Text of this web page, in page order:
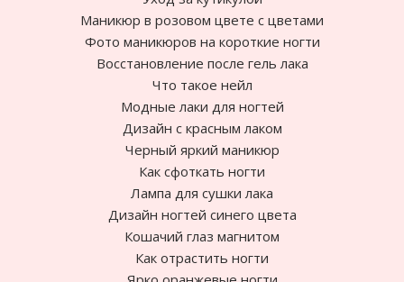
Маникюр в розовом цвете с цветами
Фото маникюров на короткие ногти
Восстановление после гель лака
Что такое нейл
Модные лаки для ногтей
Дизайн с красным лаком
Черный яркий маникюр
Как сфоткать ногти
Лампа для сушки лака
Дизайн ногтей синего цвета
Кошачий глаз магнитом
Как отрастить ногти